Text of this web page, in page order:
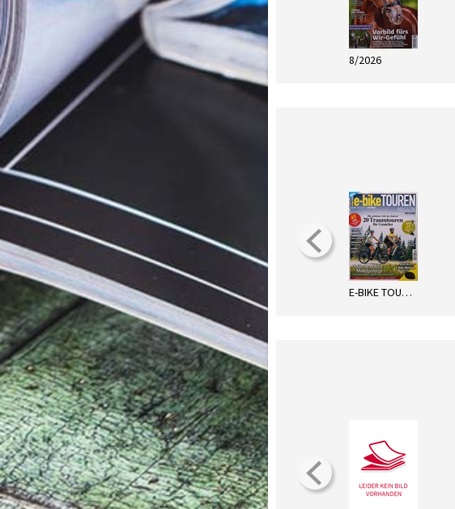
8/2026
E-BIKE TOUREN